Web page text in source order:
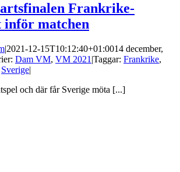
Frankrike-
inför matchen
|2021-12-15T10:12:40+01:0014 december,
Dam VM, VM 2021 |Taggar: Frankrike,
Sverige|
och där får Sverige möta [...]